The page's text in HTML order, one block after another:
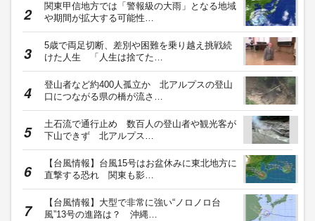
関東甲信地方では「警報級の大雨」となる地域
や期間が拡大する可能性…
5歳で両足切断、差別や困難を乗り越え挑戦続
けた人生 「人生は捨てた…
登山者など約400人孤立か 北アルプスの登山
口につながる県の橋が流さ…
土石流で通行止め 数百人の登山者や観光客が
下山できず 北アルプス…
【台風情報】台風15号はお盆休みに東北地方に
直撃する恐れ 関東も影…
【台風情報】大型で非常に強い“ノロノロ台
風”13号の進路は？ 沖縄…